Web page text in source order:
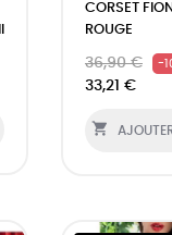
CORSET
ROUGE
36,90 € -
33,21 €
